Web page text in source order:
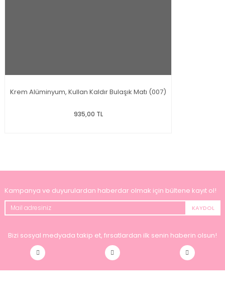
Krem Alüminyum, Kullan Kaldır Bulaşık Matı (007)
935,00 TL
Kampanya ve duyurulardan haberdar olmak için bültene kayıt ol!
KAYDOL
Bizi sosyal medyada takip et, fırsatlardan ilk senin haberin olsun!